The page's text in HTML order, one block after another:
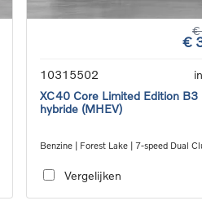
€
€
10315502
XC40 Core Limited Edition B3
hybride (MHEV)
Benzine | Forest Lake | 7-speed Dual
Vergelijken